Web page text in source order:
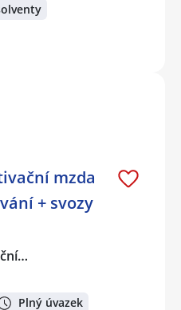
mzda
+ svozy
Plný úvazek